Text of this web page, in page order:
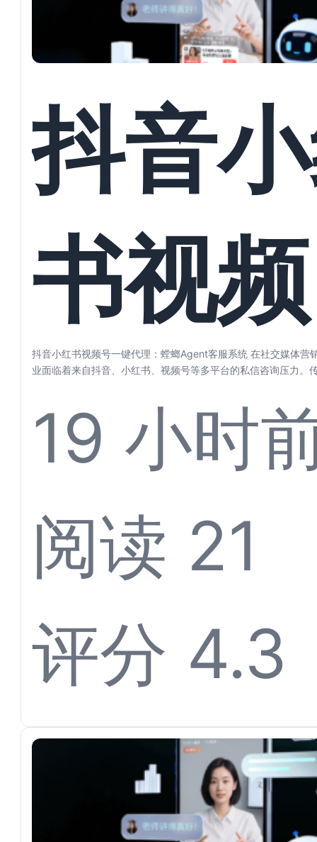
言交
塑自
话高
客
抖音
书视
一键代
理：
Agent
服系统
抖音小红书视频号一键代理：螳螂Agent客服系统 在社交媒体营
业面临着来自抖音、小红书、视频号等多平台的私信咨询压力。
19 小时
阅读 21
评分 4.3